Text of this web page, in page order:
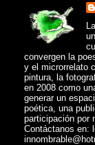
convergen la
y el microrrelato
pintura, la
en 2008 como
generar un
poética, una
participación por
Contáctanos en: